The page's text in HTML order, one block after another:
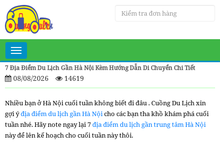
Toggle
navigation
7 Địa Điểm Du Lịch Gần Hà Nội Kèm Hướng Dẫn Di Chuyển Chi Tiết
08/08/2026 14619
Nhiều bạn ở Hà Nội cuối tuần không biết đi đâu . Cuồng Du Lịch xin
gợi ýđịa điểm du lịch gần Hà Nộicho các bạn tha khồ khám phá cuối
tuần nhé. Hãy note ngay lại 7địa điểm du lịch gần trung tâm Hà Nội
này để lên kế hoạch cho cuối tuần này thôi.